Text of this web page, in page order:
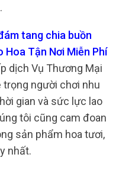
tang chia buồn
Hoa Tận Nơi Miễn Phí
dịch Vụ Thương Mại
trọng người chơi nhu
gian và sức lực lao
tôi cũng cam đoan
sản phẩm hoa tươi,
nhất.